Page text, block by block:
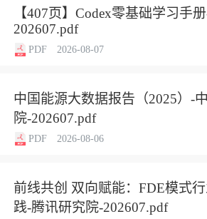
【407页】Codex零基础学习手
202607.pdf
PDF 2026-08-07
中国能源大数据报告（2025）-
院-202607.pdf
PDF 2026-08-06
前线共创 双向赋能：FDE模式
践-腾讯研究院-202607.pdf